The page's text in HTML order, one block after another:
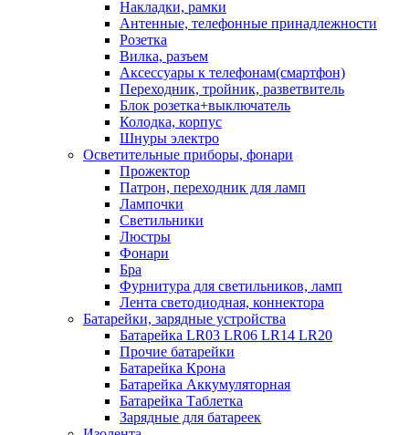
Накладки, рамки
Антенные, телефонные принадлежности
Розетка
Вилка, разъем
Аксессуары к телефонам(смартфон)
Переходник, тройник, разветвитель
Блок розетка+выключатель
Колодка, корпус
Шнуры электро
Осветительные приборы, фонари
Прожектор
Патрон, переходник для ламп
Лампочки
Светильники
Люстры
Фонари
Бра
Фурнитура для светильников, ламп
Лента светодиодная, коннектора
Батарейки, зарядные устройства
Батарейка LR03 LR06 LR14 LR20
Прочие батарейки
Батарейка Крона
Батарейка Аккумуляторная
Батарейка Таблетка
Зарядные для батареек